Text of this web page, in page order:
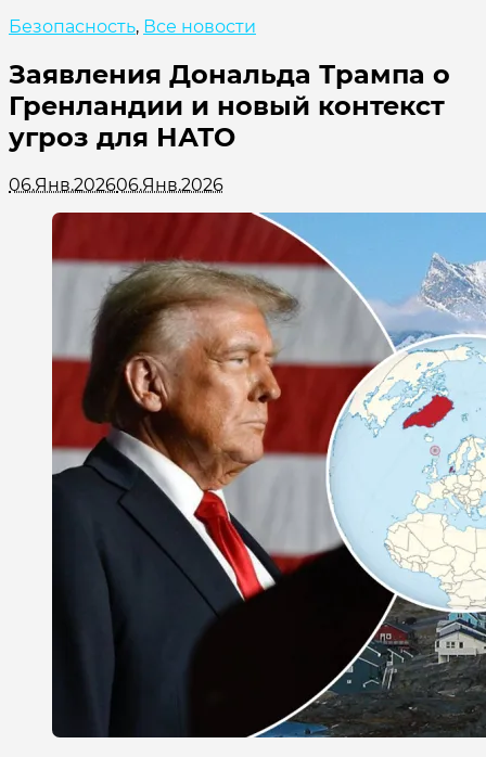
Безопасность, Все новости
Заявления Дональда Трампа о
Гренландии и новый контекст
угроз для НАТО
06.Янв.202606.Янв.2026